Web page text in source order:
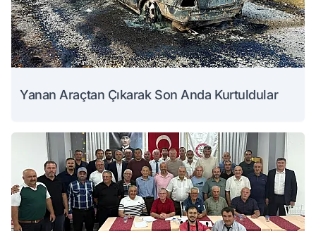
Yanan Araçtan Çıkarak Son Anda Kurtuldular